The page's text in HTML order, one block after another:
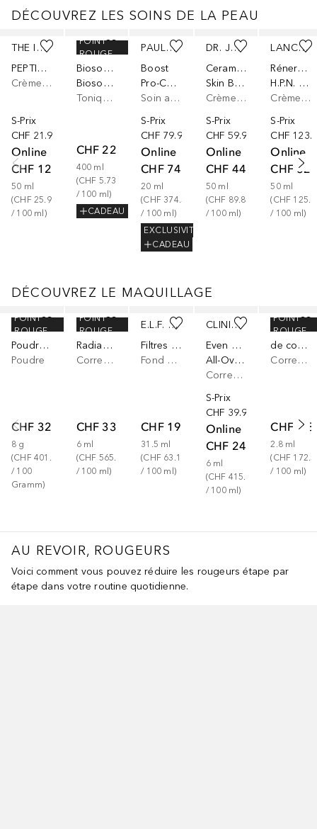
DÉCOUVREZ LES SOINS DE LA PEAU
THE INKEY LIST
PEPTIDE MOISTURIZER
Crème visage
S-Prix
CHF 21.90
Online
CHF 12.95
50 ml
(CHF 25.90
/ 100 ml )
BIOTHERM
Biosource
Biosource Lotion Adoucissante
Tonique pour le visage
CHF 22.90
400 ml
(CHF 5.73
/ 100 ml)
CADEAU
POINT
ROUGE
PAULA'S CHOICE
Boost
Pro-Collagen Multi-Peptide Booster
Soin anti-âge
S-Prix
CHF 79.99
Online
CHF 74.90
20 ml
(CHF 374.50
/ 100 ml )
EXCLUSIVITÉ
CADEAU
DR. JART+
Ceramidin
Skin Barrier Moisturizing Cream
Crème visage
S-Prix
CHF 59.90
Online
CHF 44.90
50 ml
(CHF 89.80
/ 100 ml)
LANCÔME
Rénergie
H.P.N. 300-Peptide Cream
Crème visage
S-Prix
CHF
Online
CHF
50 ml
(CHF
/ 100 ml )
DÉCOUVREZ LE MAQUILLAGE
DR. HAUSCHKA
Poudre Correctrice de Couleur - 00 translucide 8g
Poudre
CHF 32.13
8 g
(CHF 401.63
/ 100
Gramm)
POINT
ROUGE
NARS
Radiant Creamy
Correcteur
CHF 33.90
6 ml
(CHF 565.00
/ 100 ml)
POINT
ROUGE
E.L.F. COSMETICS
Filtres liquides Halo Glow
Fond de teint
CHF 19.90
31.5 ml
(CHF 63.17
/ 100 ml )
CLINIQUE
Even Better™
All-Over Concealer + Eraser
Correcteur
S-Prix
CHF 39.90
Online
CHF 24.90
6 ml
(CHF 415.00
/ 100 ml)
E.L.F. COSMETICS
de couleur camouflage
Correcteur
CHF
2.8 ml
(CHF
/ 100 ml )
POINT
ROUGE
AU REVOIR, ROUGEURS
Voici comment vous pouvez réduire les rougeurs étape par
étape dans votre routine quotidienne.